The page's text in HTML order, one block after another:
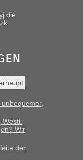
welchem
Ukraine geht es am
Richtung Polen
ging dann
• Re: An welchem
Ukraine geht es am
ausgereist,
ca. 15 Fahrzeuge
egal, nach ca 20
die
Westi:
Wir
der